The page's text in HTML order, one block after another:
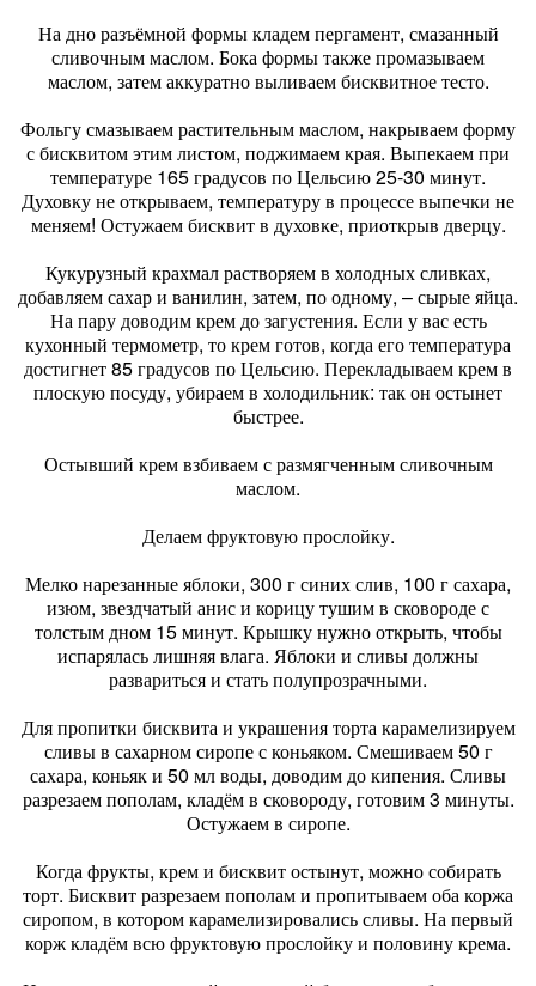
На дно разъёмной формы кладем пергамент, смазанный
сливочным маслом. Бока формы также промазываем
маслом, затем аккуратно выливаем бисквитное тесто.
Фольгу смазываем растительным маслом, накрываем форму
с бисквитом этим листом, поджимаем края. Выпекаем при
температуре 165 градусов по Цельсию 25-30 минут.
Духовку не открываем, температуру в процессе выпечки не
меняем! Остужаем бисквит в духовке, приоткрыв дверцу.
Кукурузный крахмал растворяем в холодных сливках,
добавляем сахар и ванилин, затем, по одному, – сырые яйца.
На пару доводим крем до загустения. Если у вас есть
кухонный термометр, то крем готов, когда его температура
достигнет 85 градусов по Цельсию. Перекладываем крем в
плоскую посуду, убираем в холодильник: так он остынет
быстрее.
Остывший крем взбиваем с размягченным сливочным
маслом.
Делаем фруктовую прослойку.
Мелко нарезанные яблоки, 300 г синих слив, 100 г сахара,
изюм, звездчатый анис и корицу тушим в сковороде с
толстым дном 15 минут. Крышку нужно открыть, чтобы
испарялась лишняя влага. Яблоки и сливы должны
развариться и стать полупрозрачными.
Для пропитки бисквита и украшения торта карамелизируем
сливы в сахарном сиропе с коньяком. Смешиваем 50 г
сахара, коньяк и 50 мл воды, доводим до кипения. Сливы
разрезаем пополам, кладём в сковороду, готовим 3 минуты.
Остужаем в сиропе.
Когда фрукты, крем и бисквит остынут, можно собирать
торт. Бисквит разрезаем пополам и пропитываем оба коржа
сиропом, в котором карамелизировались сливы. На первый
корж кладём всю фруктовую прослойку и половину крема.